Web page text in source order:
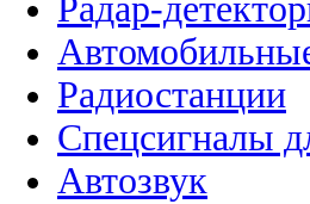
Радар-
Радиостанции
Спецсигналы
Автозвук